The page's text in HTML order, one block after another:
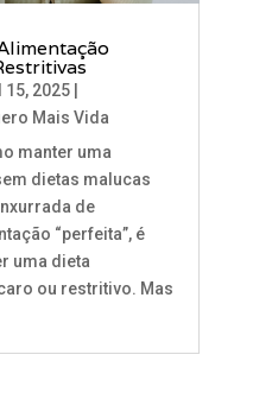
15, 2025|
Mais Vida
manter uma
dietas malucas
de
“perfeita”, é
uma dieta
ou restritivo. Mas